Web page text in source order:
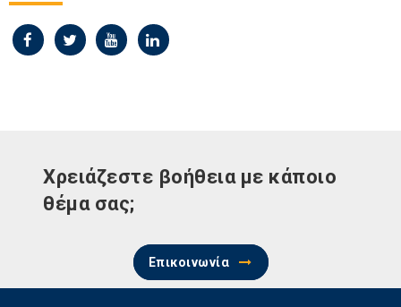
Χρειάζεστε βοήθεια με κάποιο
θέμα σας;
Επικοινωνία